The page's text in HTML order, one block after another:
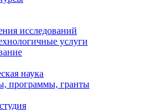
исследований
услуги
наука
программы, гранты